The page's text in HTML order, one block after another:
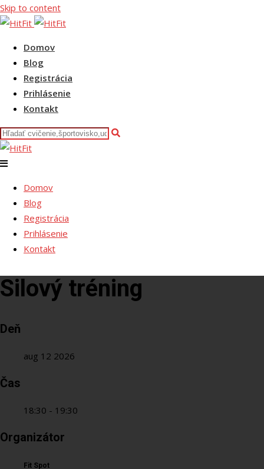
Skip to content
Domov
Blog
Registrácia
Prihlásenie
Kontakt
Domov
Blog
Registrácia
Prihlásenie
Kontakt
Silový tréning
Deň
aug 12 2026
Čas
18:30 - 19:30
Organizátor
Fit Spot